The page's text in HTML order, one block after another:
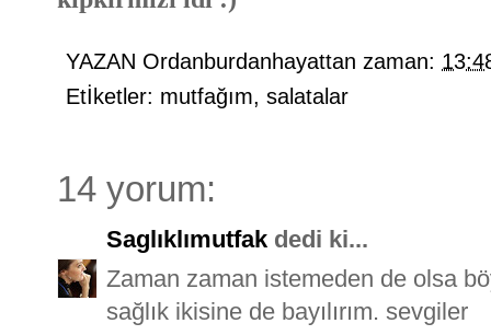
YAZAN Ordanburdanhayattan zaman:
Etİketler: mutfağım, salatalar
14 yorum:
Saglıklımutfak dedi ki...
Zaman zaman istemeden de olsa
sağlık ikisine de bayılırım. sevgiler